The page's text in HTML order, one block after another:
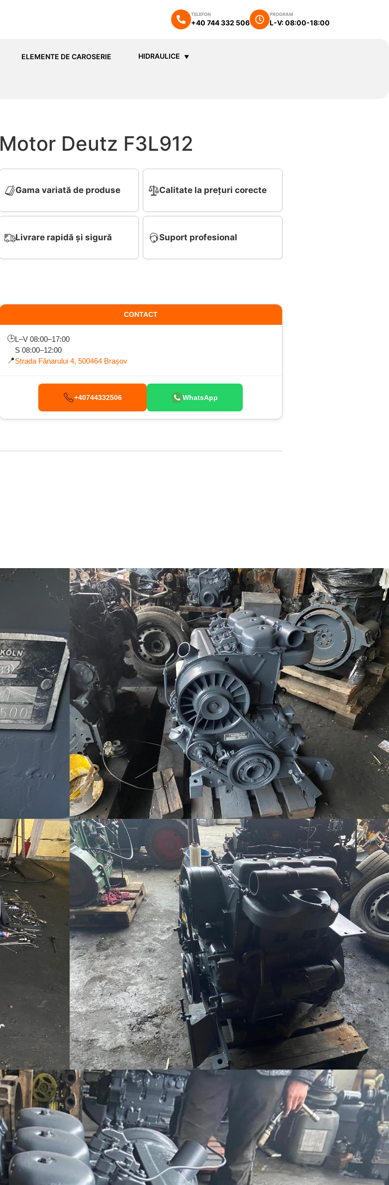
TELEFON
+40 744 332 506
PROGRAM
L-V: 08:00-18:00
ELEMENTE DE CAROSERIE HIDRAULICE
Motor Deutz F3L912
Gama variată de produse Calitate la prețuri corecte
Livrare rapidă și sigură Suport profesional
CONTACT
🕒L–V 08:00–17:00
S 08:00–12:00
📍Strada Fânarului 4, 500464 Brașov
+40744332506 WhatsApp